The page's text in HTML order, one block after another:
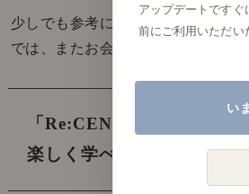
少しでも参考になれば幸いです＾＾
では、またお会いしましょう！
「Re:CENO Mag」では、
楽しく学べる記事」を発信
アップデートです
前にご利用いただ
い